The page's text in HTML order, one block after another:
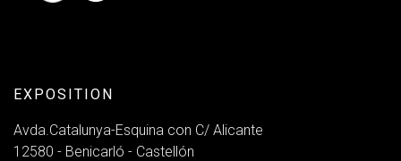
EXPOSITION
Avda.Catalunya-Esquina con C/ Alicante
12580 - Benicarló - Castellón